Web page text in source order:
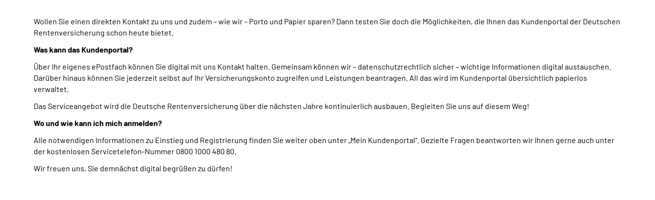
Wollen Sie einen direkten Kontakt zu uns und zudem – wie wir – Porto und Papier sparen? Dann testen Sie doch die Möglichkeiten, die Ihnen das Kundenportal der Deutschen
Rentenversicherung schon heute bietet.
Was kann das Kundenportal?
Über Ihr eigenes ePostfach können Sie digital mit uns Kontakt halten. Gemeinsam können wir – datenschutzrechtlich sicher – wichtige Informationen digital austauschen.
Darüber hinaus können Sie jederzeit selbst auf Ihr Versicherungskonto zugreifen und Leistungen beantragen. All das wird im Kundenportal übersichtlich papierlos
verwaltet.
Das Serviceangebot wird die Deutsche Rentenversicherung über die nächsten Jahre kontinuierlich ausbauen. Begleiten Sie uns auf diesem Weg!
Wo und wie kann ich mich anmelden?
Alle notwendigen Informationen zu Einstieg und Registrierung finden Sie weiter oben unter „Mein Kundenportal“. Gezielte Fragen beantworten wir Ihnen gerne auch unter
der kostenlosen Servicetelefon-Nummer 0800 1000 480 80.
Wir freuen uns, Sie demnächst digital begrüßen zu dürfen!